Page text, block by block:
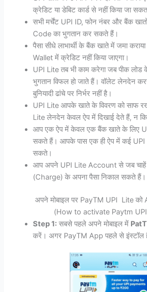
क्रेडिट या डेबिट कार्ड से नहीं किया जा
सभी मर्चेंट UPI ID, फोन नंबर और बैंक
Code का भुगतान कर सकते हैं।
पैसा सीधे लाभार्थी के बैंक खाते में जमा
Wallet में क्रेडिट नहीं किया जाएगा।
UPI Lite तब भी काम करेगा जब पीक लोड
भुगतान विफल हो जाते हैं। वॉलेट लेनदेन
बुनियादी ढांचे पर निर्भर नहीं है।
UPI Lite आपके खाते के विवरण को साफ
Lite लेनदेन केवल ऐप में दिखाई देते हैं, न
आप एक ऐप में केवल एक बैंक खाते के लिए
सकते हैं। आपके पास एक ही ऐप में कई UPI
सकते।
आप अपने UPI Lite Account से जब चाहें
(Charge) के अपना पैसा निकाल सकते हैं।
अपने मोबाइल पर PayTM UPI Lite
(How to activate Paytm UPI
Step 1: सबसे पहले अपने मोबाइल में
करें। अगर PayTM App पहले से इंस्टॉल